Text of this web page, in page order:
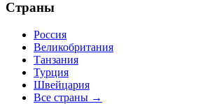
Страны
Россия
Великобритания
Танзания
Турция
Швейцария
Все страны →